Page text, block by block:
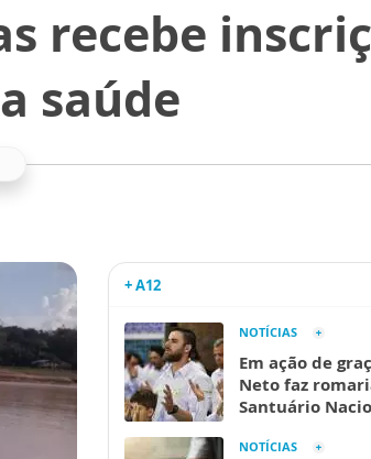
recebe
saúde
+ A12
NOTÍCIAS
Em ação de
Neto faz
Santuário
NOTÍCIAS